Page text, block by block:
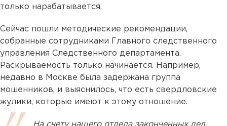
только нарабатывается.
Сейчас пошли методические рекомендации,
собранные сотрудниками Главного следственного
управления Следственного департамента.
Раскрываемость только начинается. Например,
недавно в Москве была задержана группа
мошенников, и выяснилось, что есть свердловские
жулики, которые имеют к этому отношение.
На счету нашего отдела законченных дел